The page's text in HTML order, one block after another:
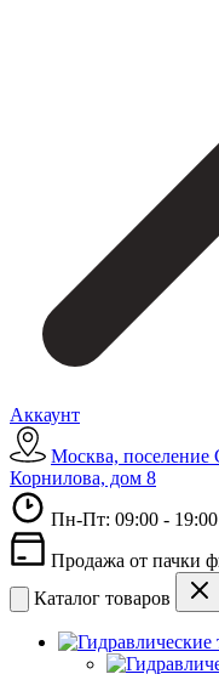
Аккаунт
Москва, поселение
Корнилова, дом 8
Пн-Пт: 09:00 -
Продажа от пачки
Каталог товаров